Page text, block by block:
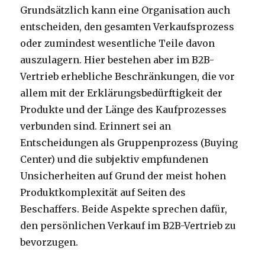
Grundsätzlich kann eine Organisation auch
entscheiden, den gesamten Verkaufsprozess
oder zumindest wesentliche Teile davon
auszulagern. Hier bestehen aber im B2B-
Vertrieb erhebliche Beschränkungen, die vor
allem mit der Erklärungsbedürftigkeit der
Produkte und der Länge des Kaufprozesses
verbunden sind. Erinnert sei an
Entscheidungen als Gruppenprozess (Buying
Center) und die subjektiv empfundenen
Unsicherheiten auf Grund der meist hohen
Produktkomplexität auf Seiten des
Beschaffers. Beide Aspekte sprechen dafür,
den persönlichen Verkauf im B2B-Vertrieb zu
bevorzugen.